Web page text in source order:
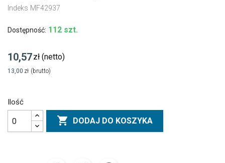
Indeks MF42937
Dostępność: 112 szt.
10,57zł (netto)
13,00 zł (brutto)
Ilość
 DODAJ DO KOSZYKA